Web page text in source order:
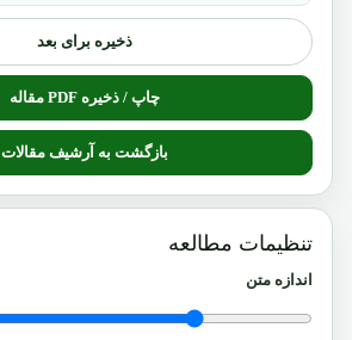
ذخیره برای بعد
چاپ / ذخیره PDF مقاله
بازگشت به آرشیف مقالات
تنظیمات مطالعه
اندازه متن